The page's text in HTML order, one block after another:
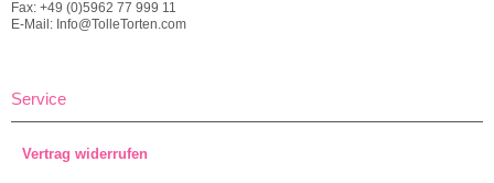
Fax: +49 (0)5962 77 999 11
E-Mail: Info@TolleTorten.com
Service
Vertrag widerrufen